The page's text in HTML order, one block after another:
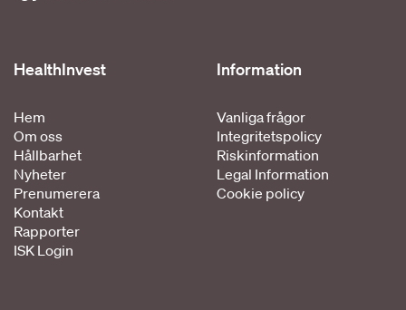
HealthInvest
Hem
Om oss
Hållbarhet
Nyheter
Prenumerera
Kontakt
Rapporter
ISK Login
Information
Vanliga frågor
Integritetspolicy
Riskinformation
Legal Information
Cookie policy